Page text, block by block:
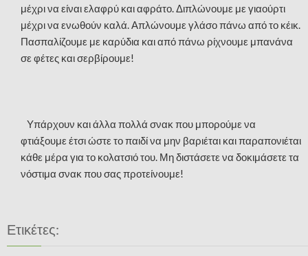
μέχρι να είναι ελαφρύ και αφράτο. Διπλώνουμε με γιαούρτι
μέχρι να ενωθούν καλά. Απλώνουμε γλάσο πάνω από το κέικ.
Πασπαλίζουμε με καρύδια και από πάνω ρίχνουμε μπανάνα
σε φέτες και σερβίρουμε!
Υπάρχουν και άλλα πολλά σνακ που μπορούμε να
φτιάξουμε έτσι ώστε το παιδί να μην βαριέται και παραπονιέται
κάθε μέρα για το κολατσιό του. Μη διστάσετε να δοκιμάσετε τα
νόστιμα σνακ που σας προτείνουμε!
Ετικέτες: